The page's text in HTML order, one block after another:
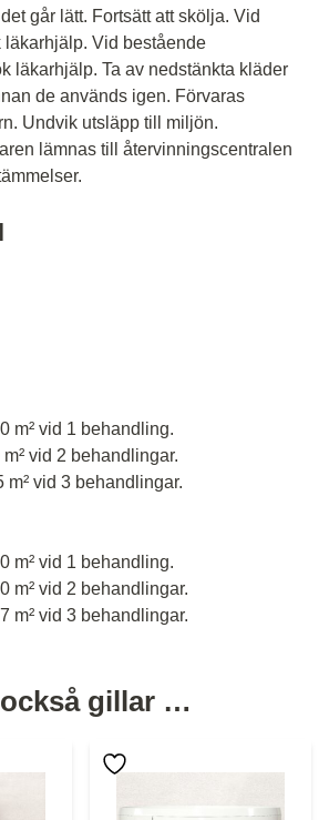
går lätt. Fortsätt att skölja. Vid
läkarhjälp. Vid bestående
läkarhjälp. Ta av nedstänkta kläder
de används igen. Förvaras
Undvik utsläpp till miljön.
lämnas till återvinningscentralen
m² vid 1 behandling.
vid 2 behandlingar.
m² vid 3 behandlingar.
m² vid 1 behandling.
m² vid 2 behandlingar.
m² vid 3 behandlingar.
gillar …
har flera varianter. De olika
Den här produkten har